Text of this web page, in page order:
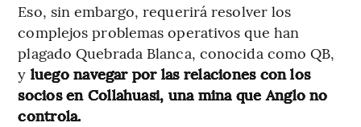
Eso, sin embargo, requerirá resolver los
complejos problemas operativos que han
plagado Quebrada Blanca, conocida como QB,
y luego navegar por las relaciones con los
socios en Collahuasi, una mina que Anglo no
controla.